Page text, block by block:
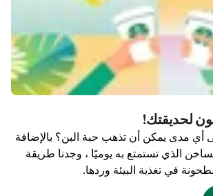
لحديقتك!
أي مدى يمكن أن تذهب حبة البن؟ بالإضافة
الذي تستمتع به يوميًا ، وجدنا طريقة
في تغذية البيئة وردها.